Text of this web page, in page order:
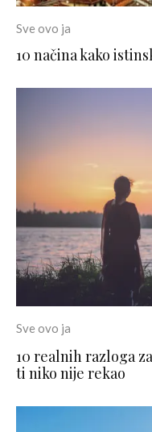
Sve ovo ja
10 načina kako
Sve ovo ja
10 realnih razloga
ti niko nije rekao